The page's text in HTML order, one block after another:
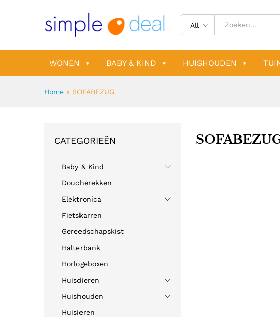
All
WONEN BABY & KIND HUISHOUDEN
Home » SOFABEZUG
CATEGORIEËN
Baby & Kind
Doucherekken
Elektronica
Fietskarren
Gereedschapskist
Halterbank
Horlogeboxen
Huisdieren
Huishouden
Huisieren